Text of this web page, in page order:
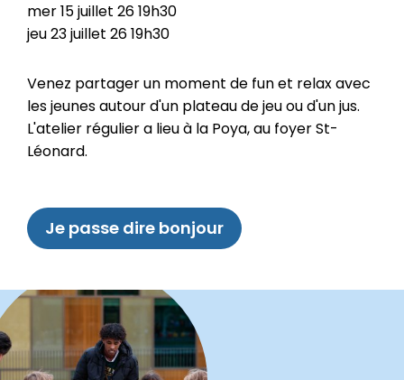
mer15juillet 2619h30
jeu23juillet 2619h30
Venez partager un moment de fun et relax avec
les jeunes autour d'un plateau de jeu ou d'un jus.
L'atelier régulier a lieu à la Poya, au foyer St-
Léonard.
Je passe dire bonjour